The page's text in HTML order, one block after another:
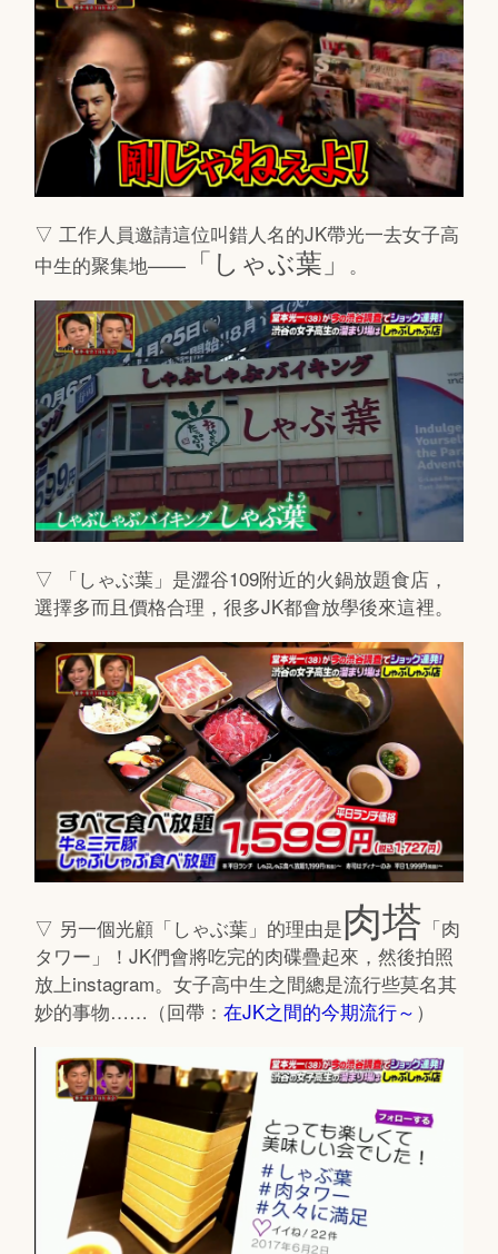
▽ 工作人員邀請這位叫錯人名的JK帶光一去女子高
中生的聚集地—— 「しゃぶ葉」 。
▽ 「しゃぶ葉」是澀谷109附近的火鍋放題食店，
選擇多而且價格合理，很多JK都會放學後來這裡。
▽ 另一個光顧「しゃぶ葉」的理由是肉塔 「肉
タワー」！JK們會將吃完的肉碟疊起來，然後拍照
放上instagram。女子高中生之間總是流行些莫名其
妙的事物……（回帶：在JK之間的今期流行～ ）